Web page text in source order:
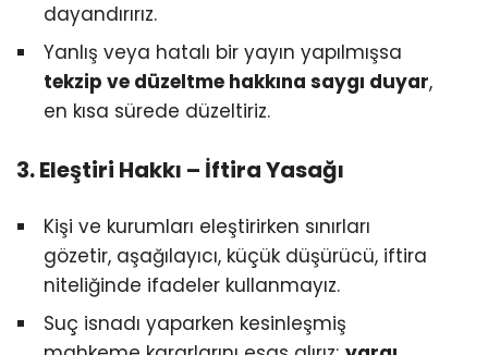
dayandırırız.
Yanlış veya hatalı bir yayın yapılmışsa
tekzip ve düzeltme hakkına saygı duyar,
en kısa sürede düzeltiriz.
3. Eleştiri Hakkı – İftira Yasağı
Kişi ve kurumları eleştirirken sınırları
gözetir, aşağılayıcı, küçük düşürücü, iftira
niteliğinde ifadeler kullanmayız.
Suç isnadı yaparken kesinleşmiş